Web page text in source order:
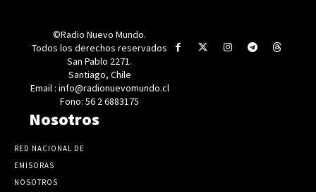
©Radio Nuevo Mundo.
Todos los derechos reservados
San Pablo 2271.
Santiago, Chile
Email : info@radionuevomundo.cl
Fono: 56 2 6883175
Nosotros
RED NACIONAL DE
EMISORAS
NOSOTROS